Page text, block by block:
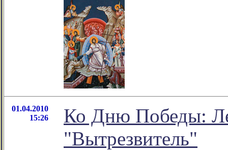
01.04.2010
15:26
Ко Дню Победы:
"Вытрезвитель"